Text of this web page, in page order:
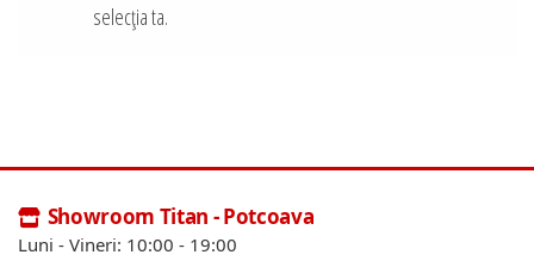
selecția ta.
Showroom Titan - Potcoava
Luni - Vineri: 10:00 - 19:00